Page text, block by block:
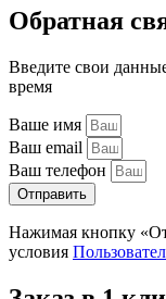
Обратная
Введите свои
время
Ваше имя
Ваш email
Ваш телефон
Отправить
Нажимая кнопку
условия